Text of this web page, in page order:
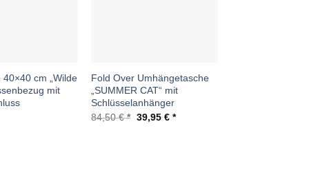
40×40 cm „Wilde
mit
Fold Over Umhängetasche
„SUMMER CAT“ mit
Schlüsselanhänger
84,50€
Ursprünglicher
39,95 € Aktueller